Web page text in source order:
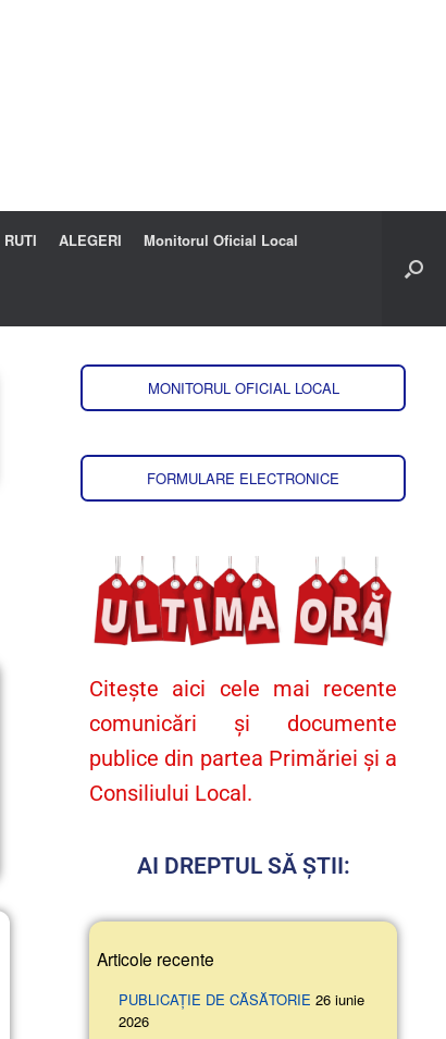
RUTI ALEGERI Monitorul Oficial Local
MONITORUL OFICIAL LOCAL
FORMULARE ELECTRONICE
Citește aici cele mai recente
comunicări și documente
publice din partea Primăriei și a
Consiliului Local.
AI DREPTUL SĂ ȘTII:
Articole recente
PUBLICAȚIE DE CĂSĂTORIE 26 iunie
2026